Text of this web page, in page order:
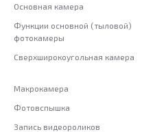
Основная камера
Функции основной (тыловой)
фотокамеры
Сверхширокоугольная камера
Макрокамера
Фотовспышка
Запись видеороликов